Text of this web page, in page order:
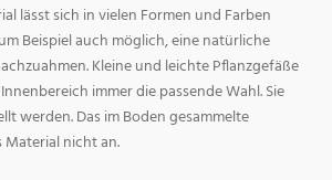
lässt sich in vielen Formen und Farben
Beispiel auch möglich, eine natürliche
Kleine und leichte Pflanzgefäße
immer die passende Wahl. Sie
werden. Das im Boden gesammelte
nicht an.